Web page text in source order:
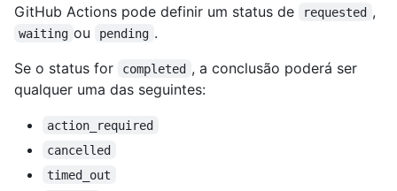
GitHub Actions pode definir um status de
requested ,
waiting ou pending .
Se o status for
completed , a conclusão poderá ser
qualquer uma das seguintes:
action_required
cancelled
timed_out